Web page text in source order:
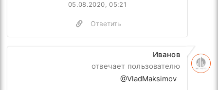
Ответить
05.08.2020, 05:21
Иванов
отвечает пользователю
@VladMaksimov